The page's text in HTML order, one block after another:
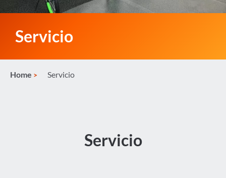
Servicio
Home Servicio
Servicio